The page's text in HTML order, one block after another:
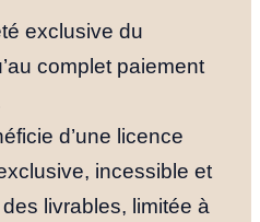
exclusive du
complet paiement
d’une licence
incessible et
livrables, limitée à